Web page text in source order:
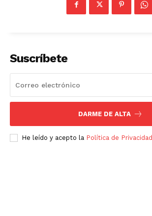
Suscríbete
DARME DE ALTA
He leído y acepto la Política de Privacidad